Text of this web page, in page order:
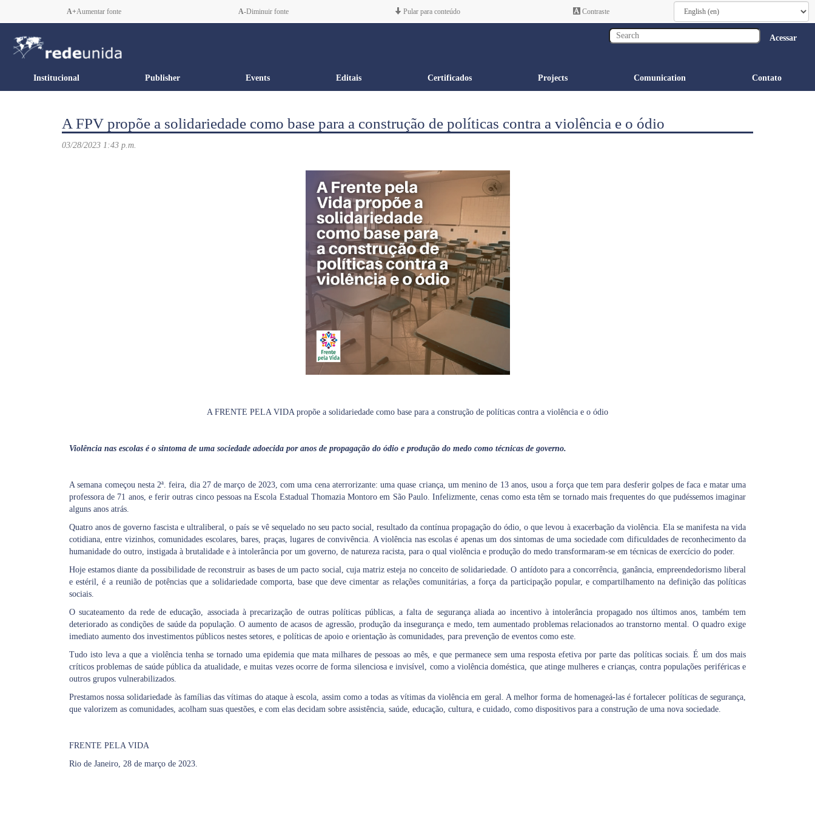
A+Aumentar fonte A-Diminuir fonte Pular para conteúdo Contraste
Acessar
Institucional Publisher Events Editais Certificados Projects Comunication Contato
A FPV propõe a solidariedade como base para a construção de políticas contra a violência e o ódio
03/28/2023 1:43 p.m.
A FRENTE PELA VIDA propõe a solidariedade como base para a construção de políticas contra a violência e o ódio
Violência nas escolas é o sintoma de uma sociedade adoecida por anos de propagação do ódio e produção do medo como técnicas de governo.
A semana começou nesta 2ª. feira, dia 27 de março de 2023, com uma cena aterrorizante: uma quase criança, um menino de 13 anos, usou a força que tem para desferir golpes de faca e matar uma
professora de 71 anos, e ferir outras cinco pessoas na Escola Estadual Thomazia Montoro em São Paulo. Infelizmente, cenas como esta têm se tornado mais frequentes do que pudéssemos imaginar
alguns anos atrás.
Quatro anos de governo fascista e ultraliberal, o país se vê sequelado no seu pacto social, resultado da contínua propagação do ódio, o que levou à exacerbação da violência. Ela se manifesta na vida
cotidiana, entre vizinhos, comunidades escolares, bares, praças, lugares de convivência. A violência nas escolas é apenas um dos sintomas de uma sociedade com dificuldades de reconhecimento da
humanidade do outro, instigada à brutalidade e à intolerância por um governo, de natureza racista, para o qual violência e produção do medo transformaram-se em técnicas de exercício do poder.
Hoje estamos diante da possibilidade de reconstruir as bases de um pacto social, cuja matriz esteja no conceito de solidariedade. O antídoto para a concorrência, ganância, empreendedorismo liberal
e estéril, é a reunião de potências que a solidariedade comporta, base que deve cimentar as relações comunitárias, a força da participação popular, e compartilhamento na definição das políticas
sociais.
O sucateamento da rede de educação, associada à precarização de outras políticas públicas, a falta de segurança aliada ao incentivo à intolerância propagado nos últimos anos, também tem
deteriorado as condições de saúde da população. O aumento de acasos de agressão, produção da insegurança e medo, tem aumentado problemas relacionados ao transtorno mental. O quadro exige
imediato aumento dos investimentos públicos nestes setores, e políticas de apoio e orientação às comunidades, para prevenção de eventos como este.
Tudo isto leva a que a violência tenha se tornado uma epidemia que mata milhares de pessoas ao mês, e que permanece sem uma resposta efetiva por parte das políticas sociais. É um dos mais
críticos problemas de saúde pública da atualidade, e muitas vezes ocorre de forma silenciosa e invisível, como a violência doméstica, que atinge mulheres e crianças, contra populações periféricas e
outros grupos vulnerabilizados.
Prestamos nossa solidariedade às famílias das vítimas do ataque à escola, assim como a todas as vítimas da violência em geral. A melhor forma de homenageá-las é fortalecer políticas de segurança,
que valorizem as comunidades, acolham suas questões, e com elas decidam sobre assistência, saúde, educação, cultura, e cuidado, como dispositivos para a construção de uma nova sociedade.
FRENTE PELA VIDA
Rio de Janeiro, 28 de março de 2023.